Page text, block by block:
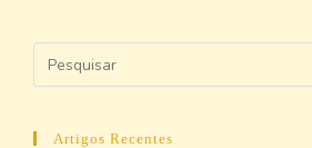
Artigos Recentes